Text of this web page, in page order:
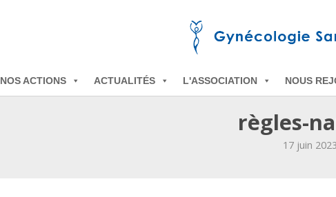
L'ASSOCIATION
NOS ACTIONS ACTUALITÉS NOUS
règles-
17 juin 2023